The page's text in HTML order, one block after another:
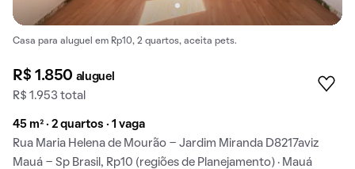
Casa para aluguel em Rp10, 2 quartos, aceita pets.
R$ 1.850 aluguel
R$ 1.953 total
45 m² · 2 quartos · 1 vaga
Rua Maria Helena de Mourão - Jardim Miranda D8217aviz
Mauá - Sp Brasil, Rp10 (regiões de Planejamento) · Mauá